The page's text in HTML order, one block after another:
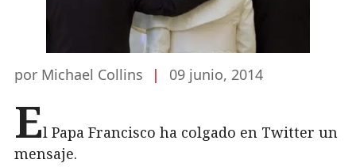
por Michael Collins | 09 junio, 2014
El Papa Francisco ha colgado en Twitter un
mensaje.